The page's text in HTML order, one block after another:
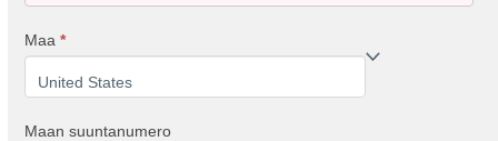
Maa*
Maan suuntanumero